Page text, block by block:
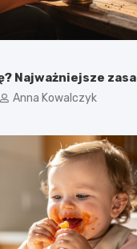
Najważniejsze
Anna Kowalczyk